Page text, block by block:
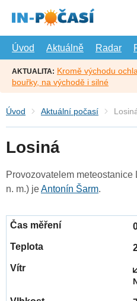
hlavní
Úvod
Aktuálně Radar
AKTUALITA: Kromě východu
bouřky, na východě i silné
Úvod Aktuální počasí
Losiná
Provozovatelem
n. m.) jeAntonín Šarm.